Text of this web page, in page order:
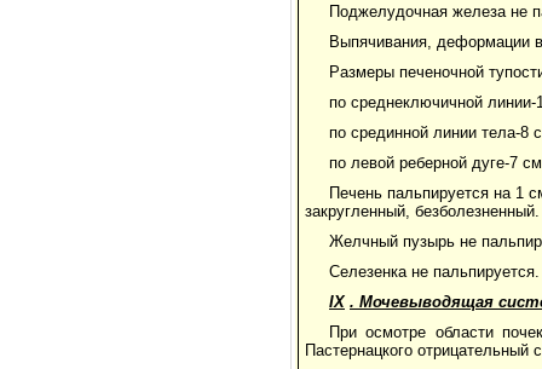
Поджелудочная железа не
Выпячивания, деформации
Размеры печеночной
по среднеключичной линии-
по срединной линии тела-8
по левой реберной дуге-7
Печень пальпируется на 1
закругленный, безболезненный.
Желчный пузырь не
Селезенка не пальпируется.
IX . Мочевыводящая
При осмотре области
Пастернацкого отрицательный